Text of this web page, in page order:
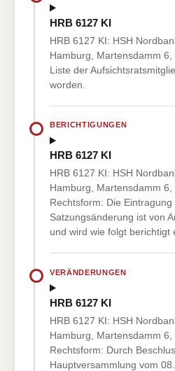
HRB 6127 KI
HRB 6127 KI: HSH
Hamburg, Martensdamm
Liste der
worden.
BERICHTIGUNGEN
HRB 6127 KI
HRB 6127 KI: HSH
Hamburg, Martensdamm 6,
Rechtsform: Die
Satzungsänderung ist von
und wird wie folgt berichtigt
VERÄNDERUNGEN
HRB 6127 KI
HRB 6127 KI: HSH
Hamburg, Martensdamm 6,
Rechtsform: Durch
Hauptversammlung vom